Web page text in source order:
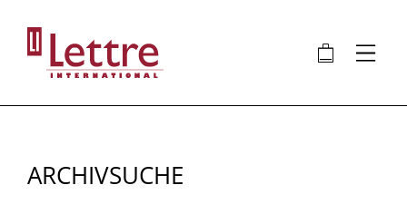
Inhalt
🛍 ⋮
ARCHIVSUCHE